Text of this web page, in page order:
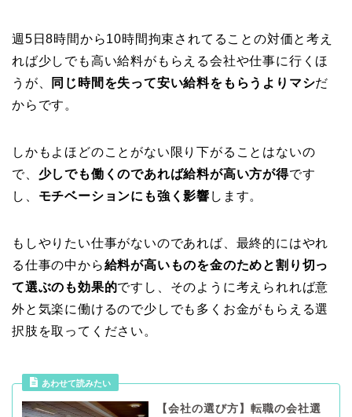
週5日8時間から10時間拘束されてることの対価と考え
れば少しでも高い給料がもらえる会社や仕事に行くほ
うが、
同じ時間を失って安い給料をもらうよりマシだ
からです。
しかもよほどのことがない限り下がることはないの
で、 少しでも働くのであれば給料が高い方が得です
し、 モチベーションにも強く影響 します。
もしやりたい仕事がないのであれば、最終的にはやれ
る仕事の中から給料が高いものを金のためと割り切っ
て選ぶのも効果的ですし、そのように考えられれば意
外と気楽に働けるので少しでも多くお金がもらえる選
択肢を取ってください。
あわせて読みたい
【会社の選び方】転職の会社選